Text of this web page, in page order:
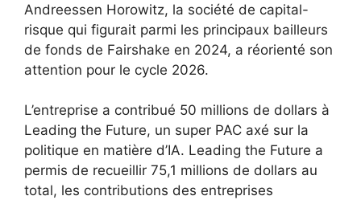
Andreessen Horowitz, la société de capital-
risque qui figurait parmi les principaux bailleurs
de fonds de Fairshake en 2024, a réorienté son
attention pour le cycle 2026.
L’entreprise a contribué 50 millions de dollars à
Leading the Future, un super PAC axé sur la
politique en matière d’IA. Leading the Future a
permis de recueillir 75,1 millions de dollars au
total, les contributions des entreprises